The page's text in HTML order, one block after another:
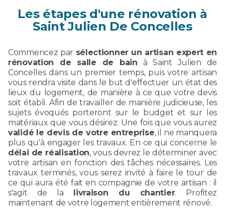
Les étapes d'une rénovation à
Saint Julien De Concelles
Commencez par sélectionner un artisan expert en
rénovation de salle de bain à Saint Julien de
Concelles dans un premier temps, puis votre artisan
vous rendra visite dans le but d'effectuer un état des
lieux du logement, de manière à ce que votre devis
soit établi. Afin de travailler de manière judicieuse, les
sujets évoqués porteront sur le budget et sur les
matériaux que vous désirez. Une fois que vous aurez
validé le devis de votre entreprise, il ne manquera
plus qu'à engager les travaux. En ce qui concerne le
délai de réalisation, vous devrez le déterminer avec
votre artisan en fonction des tâches nécessaires. Les
travaux terminés, vous serez invité à faire le tour de
ce qui aura été fait en compagnie de votre artisan : il
s'agit de la livraison du chantier. Profitez
maintenant de votre logement entièrement rénové.